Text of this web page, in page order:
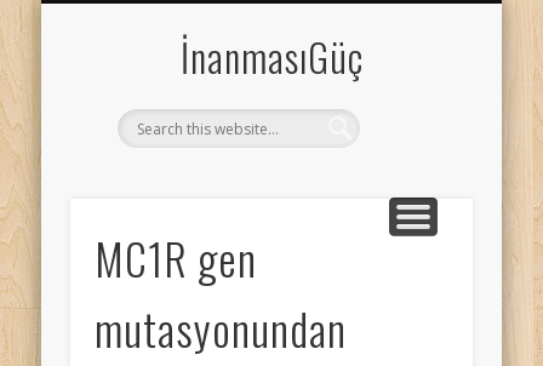
İnanmasıGüç
MC1R gen
mutasyonundan